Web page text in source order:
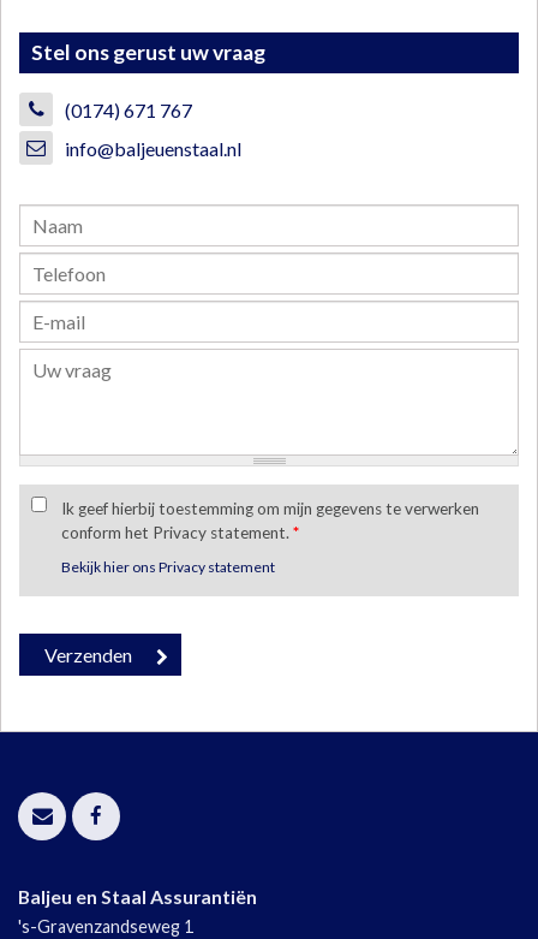
Stel ons gerust uw vraag
(0174) 671 767
info@baljeuenstaal.nl
Ik geef hierbij toestemming om mijn gegevens te verwerken
conform het Privacy statement. *
Bekijk hier ons Privacy statement
Baljeu en Staal Assurantiën
's-Gravenzandseweg 1